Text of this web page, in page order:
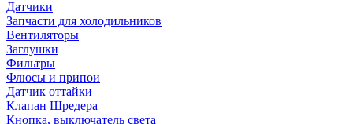
Датчики
Запчасти для холодильников
Вентиляторы
Заглушки
Фильтры
Флюсы и припои
Датчик оттайки
Клапан Шредера
Кнопка, выключатель света